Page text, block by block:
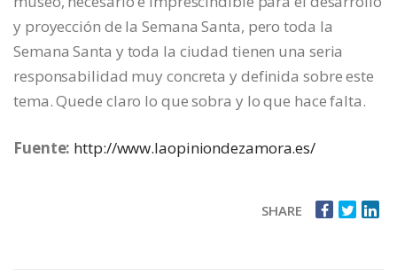
y proyección de la Semana Santa, pero toda la
Semana Santa y toda la ciudad tienen una seria
responsabilidad muy concreta y definida sobre este
tema. Quede claro lo que sobra y lo que hace falta.
Fuente: http://www.laopiniondezamora.es/
SHARE